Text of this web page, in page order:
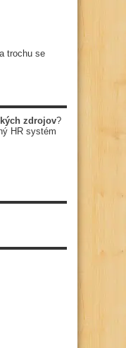
a trochu se
zdrojov?
HR systém